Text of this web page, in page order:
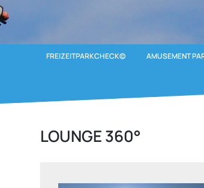
FREIZEITPARKCHECK© AMUSEMENT
LOUNGE 360°